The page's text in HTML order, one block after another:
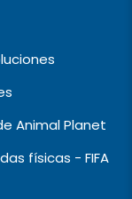
Animal Planet
físicas - FIFA